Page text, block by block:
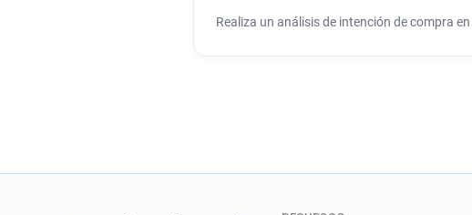
Realiza un análisis de intención de compra en